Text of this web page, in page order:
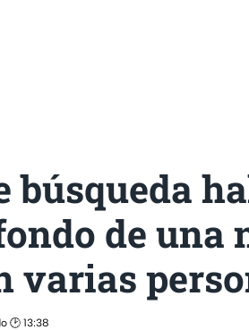
búsqueda
de una
varias
🕑 13:38